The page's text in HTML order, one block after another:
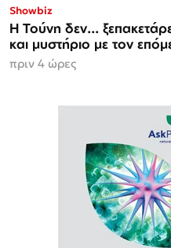
Showbiz
Η Τούνη δεν... ξεπακετάρει ποτέ! -
και μυστήριο με τον
πριν 4 ώρες